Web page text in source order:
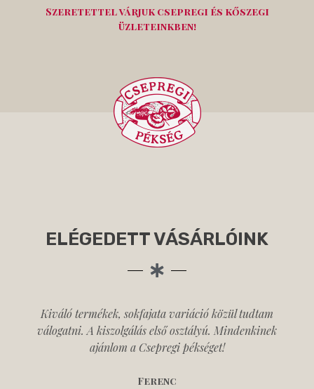
Szeretettel várjuk csepregi és kőszegi
üzleteinkben!
ELÉGEDETT VÁSÁRLÓINK
Kiváló termékek, sokfajata variáció közül tudtam
válogatni. A kiszolgálás első osztályú. Mindenkinek
ajánlom a Csepregi pékséget!
Ferenc